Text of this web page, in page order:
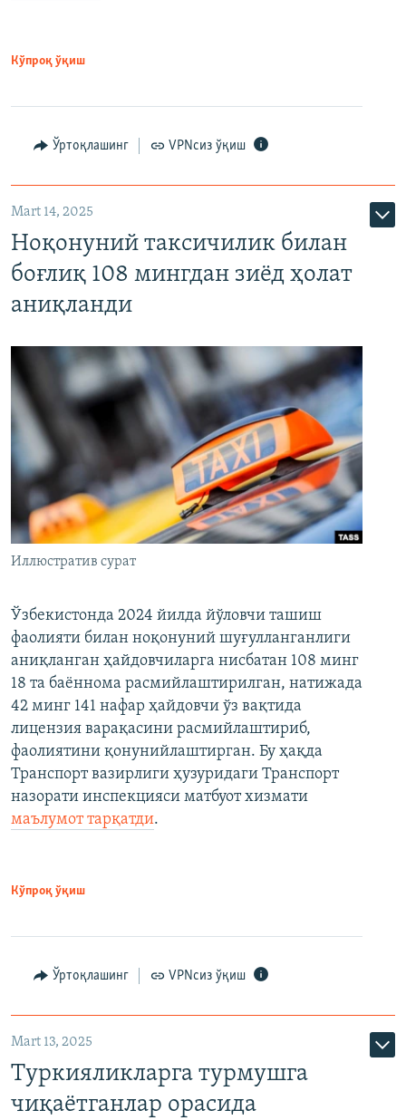
Кўпроқ ўқиш
Ўртоқлашинг VPNсиз ўқиш
Mart 14, 2025
Ноқонуний таксичилик билан
боғлиқ 108 мингдан зиёд ҳолат
аниқланди
Иллюстратив сурат
Ўзбекистонда 2024 йилда йўловчи ташиш
фаолияти билан ноқонуний шуғулланганлиги
аниқланган ҳайдовчиларга нисбатан 108 минг
18 та баённома расмийлаштирилган, натижада
42 минг 141 нафар ҳайдовчи ўз вақтида
лицензия варақасини расмийлаштириб,
фаолиятини қонунийлаштирган. Бу ҳақда
Транспорт вазирлиги ҳузуридаги Транспорт
назорати инспекцияси матбуот хизмати
маълумот тарқатди.
Кўпроқ ўқиш
Ўртоқлашинг VPNсиз ўқиш
Mart 13, 2025
Туркияликларга турмушга
чиқаётганлар орасида